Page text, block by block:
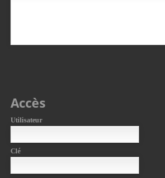
Accès
Utilisateur
Clé